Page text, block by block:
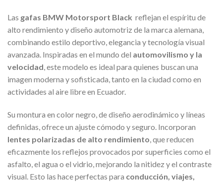
Las gafas BMW Motorsport Black reflejan el espíritu de
alto rendimiento y diseño automotriz de la marca alemana,
combinando estilo deportivo, elegancia y tecnología visual
avanzada. Inspiradas en el mundo del automovilismo y la
velocidad, este modelo es ideal para quienes buscan una
imagen moderna y sofisticada, tanto en la ciudad como en
actividades al aire libre en Ecuador.
Su montura en color negro, de diseño aerodinámico y líneas
definidas, ofrece un ajuste cómodo y seguro. Incorporan
lentes polarizadas de alto rendimiento, que reducen
eficazmente los reflejos provocados por superficies como el
asfalto, el agua o el vidrio, mejorando la nitidez y el contraste
visual. Esto las hace perfectas para conducción, viajes,